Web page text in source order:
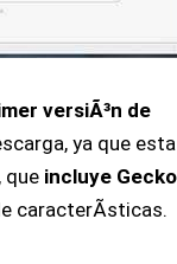
versiÃ³n de
ya que esta
que incluye Gecko
caracterÃ­sticas.